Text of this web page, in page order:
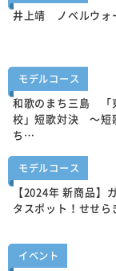
井上靖 ノベルウ
モデルコース
和歌のまち三島 「
校」短歌対決 ～短
ち…
モデルコース
【2024年 新商品】
タスポット！せせ
イベント